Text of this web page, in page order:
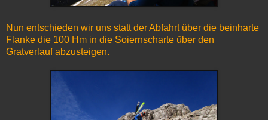
Nun entschieden wir uns statt der Abfahrt über die beinharte
Flanke die 100 Hm in die Soiernscharte über den
Gratverlauf abzusteigen.